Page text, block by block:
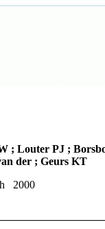
; Louter PJ ;
der ; Geurs KT
2000